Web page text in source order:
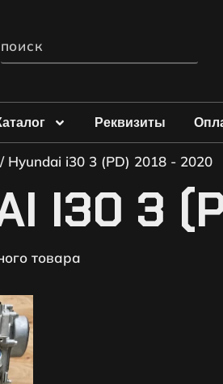
Реквизиты
Hyundai i30 3 (PD) 2018 - 2020
I30 3
товара